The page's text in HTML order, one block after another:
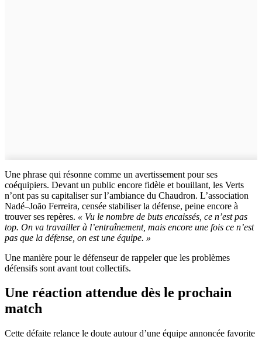
Une phrase qui résonne comme un avertissement pour ses
coéquipiers. Devant un public encore fidèle et bouillant, les Verts
n’ont pas su capitaliser sur l’ambiance du Chaudron. L’association
Nadé–João Ferreira, censée stabiliser la défense, peine encore à
trouver ses repères. « Vu le nombre de buts encaissés, ce n’est pas
top. On va travailler à l’entraînement, mais encore une fois ce n’est
pas que la défense, on est une équipe. »
Une manière pour le défenseur de rappeler que les problèmes
défensifs sont avant tout collectifs.
Une réaction attendue dès le prochain
match
Cette défaite relance le doute autour d’une équipe annoncée favorite